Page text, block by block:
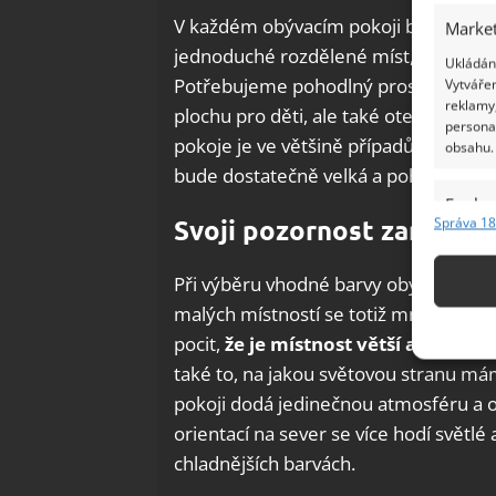
obsahu.
Funkce
Správa
V každém obývacím pokoji by se
jednoduché rozdělené míst, podle
Potřebujeme pohodlný prostor na
plochu pro děti, ale také otevřený
pokoje je ve většině případů
bude dostatečně velká a pohodlná.
Svoji pozornost zaměřte
Při výběru vhodné barvy obývacího
malých místností se totiž mnohem
pocit, že je místnost větší a světlejší.
také to, na jakou světovou stranu
pokoji dodá jedinečnou atmosféru a
orientací na sever se více hodí
chladnějších barvách.